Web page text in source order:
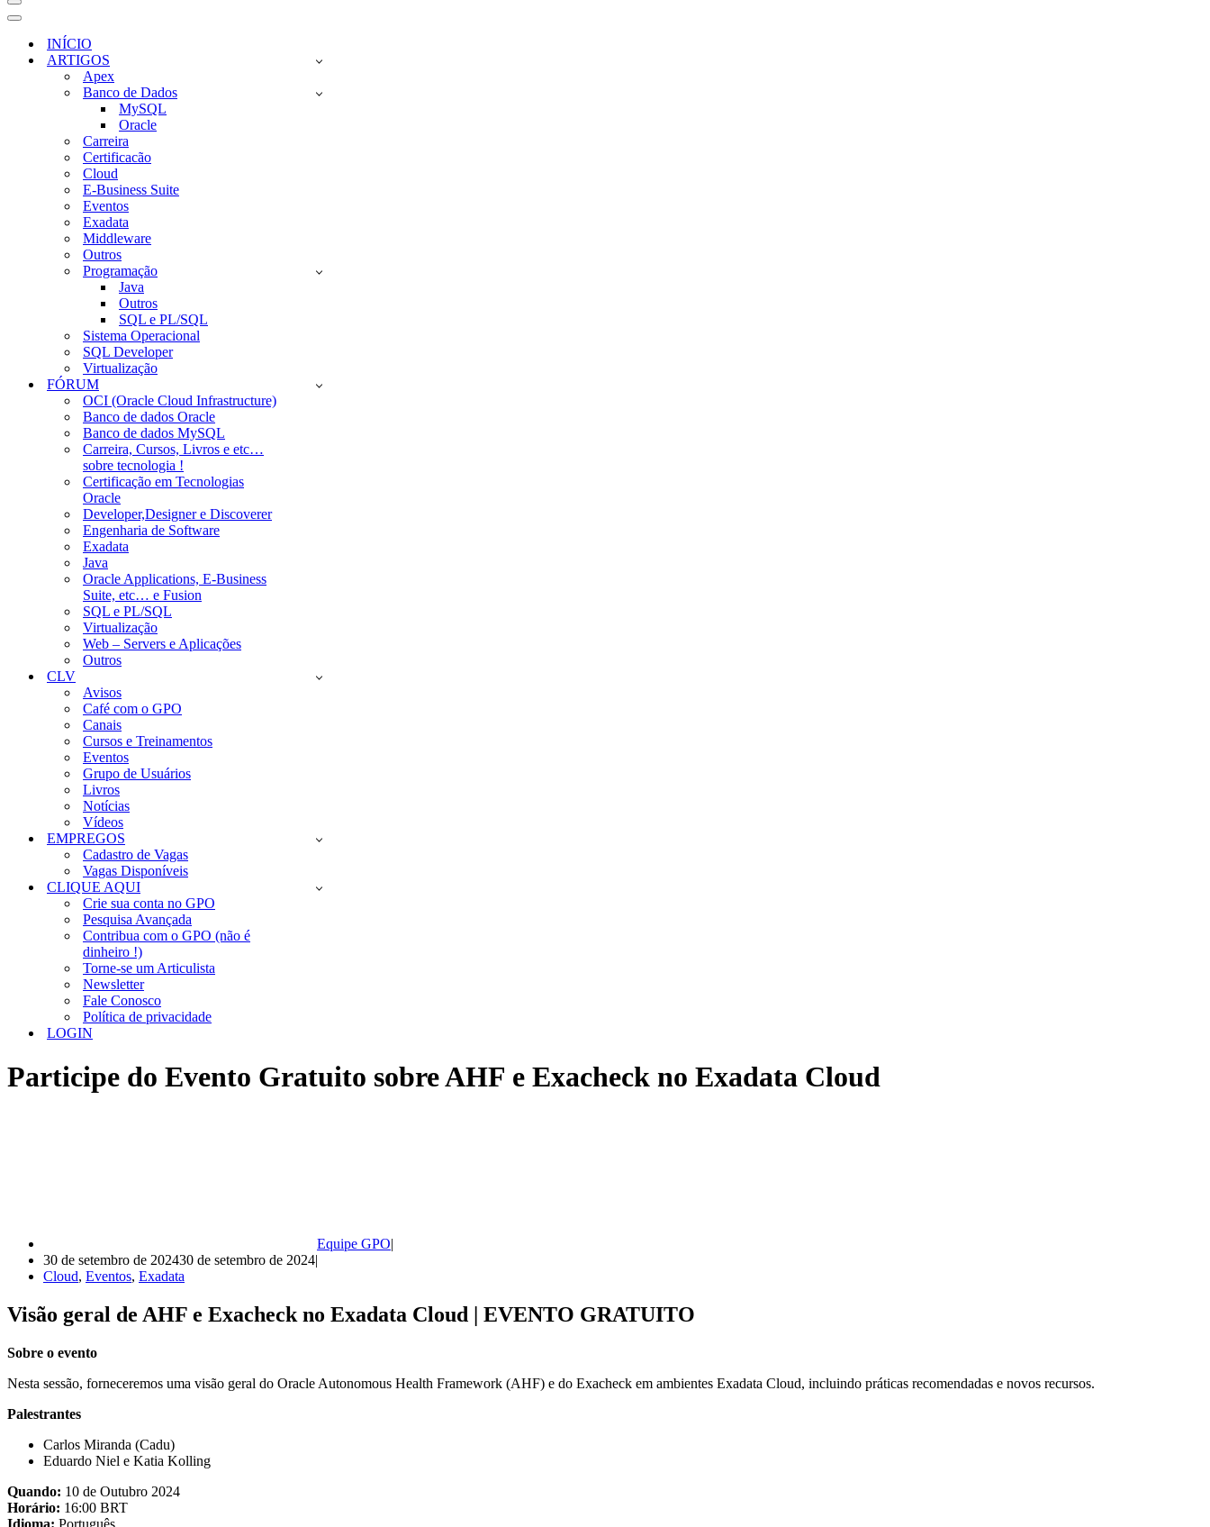
Menu
de
navegação
Menu
navegaçãoINÍCIO
ARTIGOS
Apex
Banco de Dados
MySQL
Oracle
Carreira
Certificacão
Cloud
E-Business Suite
Eventos
Exadata
Middleware
Outros
Programação
Java
Outros
SQL e PL/SQL
Sistema Operacional
SQL Developer
Virtualização
FÓRUM
OCI (Oracle Cloud Infrastructure)
Banco de dados Oracle
Banco de dados MySQL
Carreira, Cursos, Livros e etc…
sobre tecnologia !
Certificação em Tecnologias
Oracle
Developer,Designer e Discoverer
Engenharia de Software
Exadata
Java
Oracle Applications, E-Business
Suite, etc… e Fusion
SQL e PL/SQL
Virtualização
Web – Servers e Aplicações
Outros
CLV
Avisos
Café com o GPO
Canais
Cursos e Treinamentos
Eventos
Grupo de Usuários
Livros
Notícias
Vídeos
EMPREGOS
Cadastro de Vagas
Vagas Disponíveis
CLIQUE AQUI
Crie sua conta no GPO
Pesquisa Avançada
Contribua com o GPO (não é
dinheiro !)
Torne-se um Articulista
Newsletter
Fale Conosco
Política de privacidade
LOGIN
Participe do Evento Gratuito sobre AHF e Exacheck no Exadata Cloud
Equipe GPO
30 de setembro de 202430 de setembro de 2024
Cloud, Eventos, Exadata
Visão geral de AHF e Exacheck no Exadata Cloud | EVENTO GRATUITO
Sobre o evento
Nesta sessão, forneceremos uma visão geral do Oracle Autonomous Health Framework (AHF) e do Exacheck em ambientes Exadata Cloud, incluindo práticas recomendadas e novos recursos.
Palestrantes
Carlos Miranda (Cadu)
Eduardo Niel e Katia Kolling
Quando: 10 de Outubro 2024
Horário: 16:00 BRT
Idioma: Português